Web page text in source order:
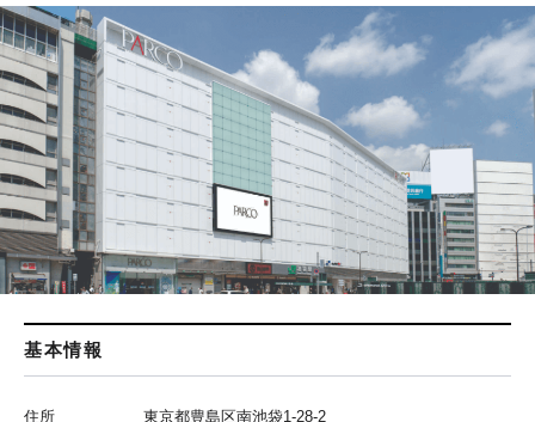
基本情報
住所 東京都豊島区南池袋1-28-2